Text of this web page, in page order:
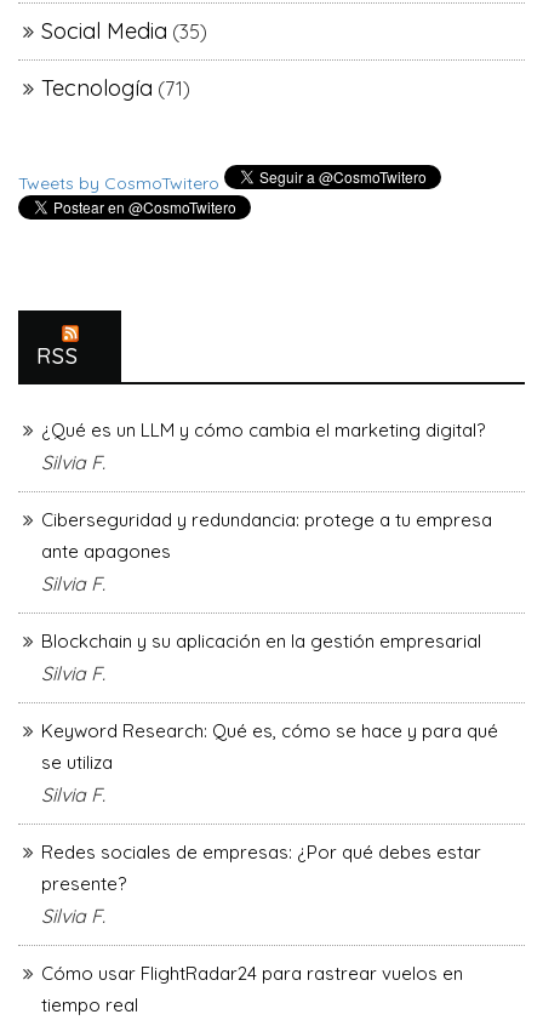
Social Media (35)
Tecnología (71)
Tweets by CosmoTwitero
RSS
¿Qué es un LLM y cómo cambia el marketing digital?
Silvia F.
Ciberseguridad y redundancia: protege a tu empresa
ante apagones
Silvia F.
Blockchain y su aplicación en la gestión empresarial
Silvia F.
Keyword Research: Qué es, cómo se hace y para qué
se utiliza
Silvia F.
Redes sociales de empresas: ¿Por qué debes estar
presente?
Silvia F.
Cómo usar FlightRadar24 para rastrear vuelos en
tiempo real